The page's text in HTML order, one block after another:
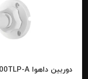
دوربین داهوا DH-HAC-HFW1500TLP-A